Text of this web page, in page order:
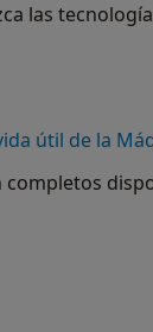
las
útil de la